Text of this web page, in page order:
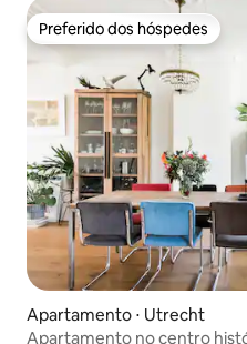
Preferido dos hóspedes
Preferido dos hóspedes
Apartamento ⋅ Utrecht
Apartamento no centro